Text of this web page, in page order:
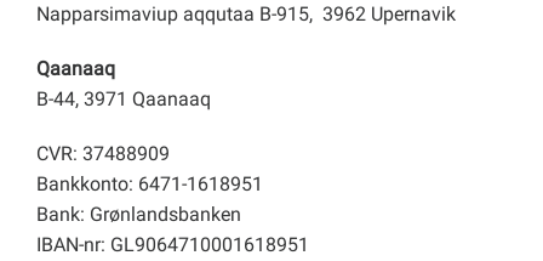
Napparsimaviup aqqutaa B-915, 3962 Upernavik
Qaanaaq
B-44, 3971 Qaanaaq
CVR: 37488909
Bankkonto: 6471-1618951
Bank: Grønlandsbanken
IBAN-nr: GL9064710001618951